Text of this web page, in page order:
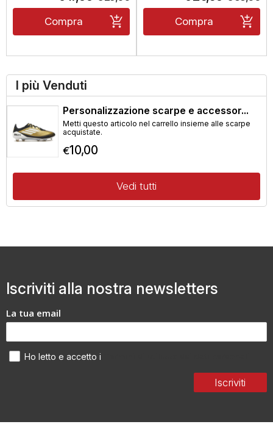
Compra Compra
I più Venduti
Personalizzazione scarpe e accessor...
Metti questo articolo nel carrello insieme alle scarpe
acquistate.
€10,00
Vedi tutti
Iscriviti alla nostra newsletters
La tua email
Iscriviti
Ho letto e accetto i